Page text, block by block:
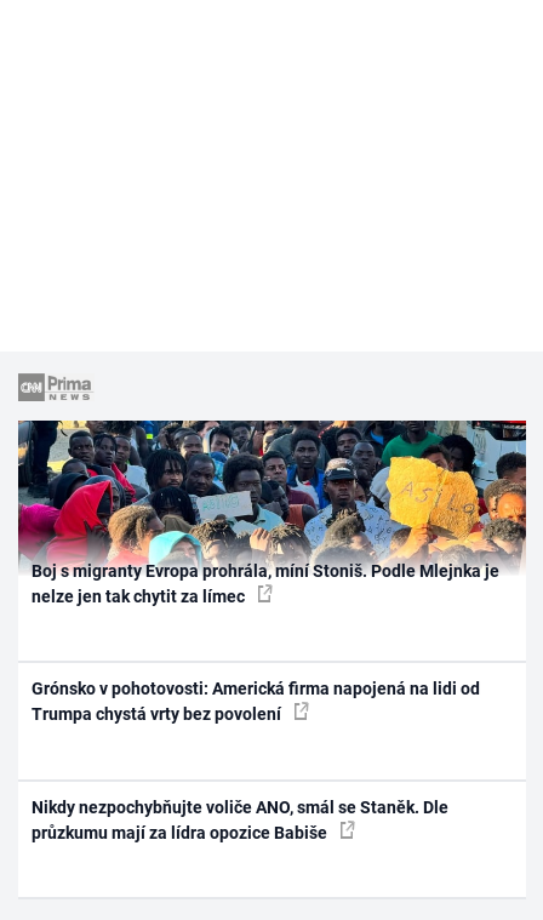
Boj s migranty Evropa prohrála, míní Stoniš. Podle Mlejnka je
nelze jen tak chytit za límec
Grónsko v pohotovosti: Americká firma napojená na lidi od
Trumpa chystá vrty bez povolení
Nikdy nezpochybňujte voliče ANO, smál se Staněk. Dle
průzkumu mají za lídra opozice Babiše